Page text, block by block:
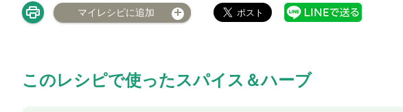
マイレシピに追加
このレシピで使ったスパイス＆ハーブ